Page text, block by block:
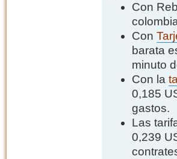
Con
Con
barata
minuto
Con la
0,185
gastos.
Las
0,239